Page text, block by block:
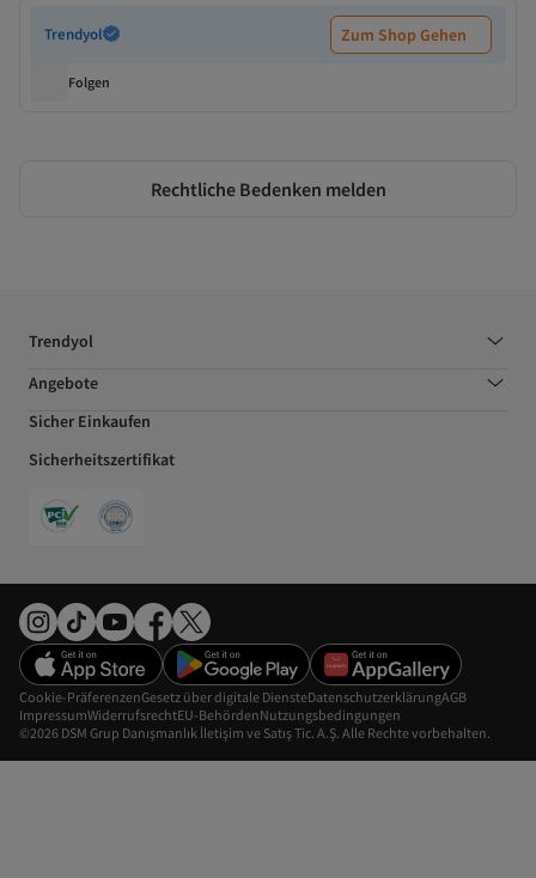
Trendyol Zum Shop Gehen
Folgen
Rechtliche Bedenken melden
Trendyol
Angebote
Sicher Einkaufen
Sicherheitszertifikat
©2026 DSM Grup Danışmanlık İletişim ve Satış Tic. A.Ş. Alle Rechte vorbehalten.
Cookie-PräferenzenGesetz über digitale DiensteDatenschutzerklärungAGB
ImpressumWiderrufsrechtEU-BehördenNutzungsbedingungen